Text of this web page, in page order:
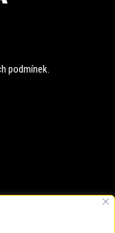
podmínek.